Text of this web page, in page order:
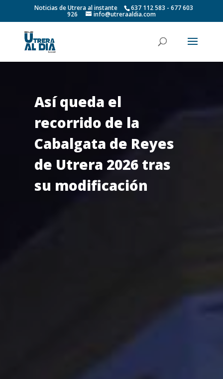
Noticias de Utrera al instante 637 112 583 - 677 603
926 info@utreraaldia.com
Así queda el
recorrido de la
Cabalgata de Reyes
de Utrera 2026 tras
su modificación